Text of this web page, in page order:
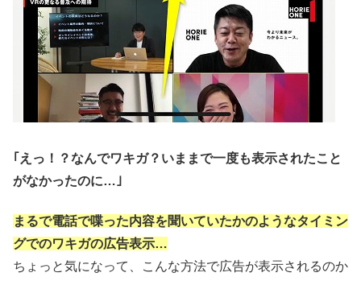
｢えっ！？なんでワキガ？いままで一度も表示されたこと
がなかったのに…｣
まるで電話で喋った内容を聞いていたかのようなタイミン
グでのワキガの広告表示…
ちょっと気になって、こんな方法で広告が表示されるのか